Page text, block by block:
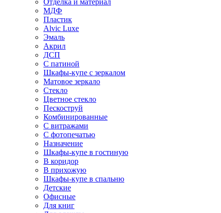
Отделка и материал
МДФ
Пластик
Alvic Luxe
Эмаль
Акрил
ДСП
С патиной
Шкафы-купе с зеркалом
Матовое зеркало
Стекло
Цветное стекло
Пескоструй
Комбинированные
С витражами
С фотопечатью
Назначение
Шкафы-купе в гостиную
В коридор
В прихожую
Шкафы-купе в спальню
Детские
Офисные
Для книг